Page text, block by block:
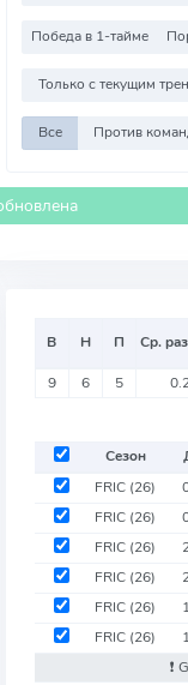
Победа в 1-тайме
Только с текущим
Все
В Н П Ср.
9 6 5
Сезон
FRIC (26)
FRIC (26)
FRIC (26)
FRIC (26)
FRIC (26)
FRIC (26)
❗️